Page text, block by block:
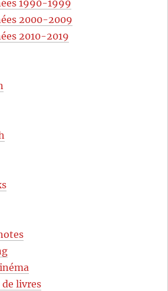
1990-1999
2000-2009
2010-2019
livres